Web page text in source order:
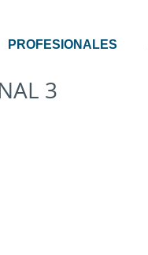
PROFESIONALES
3